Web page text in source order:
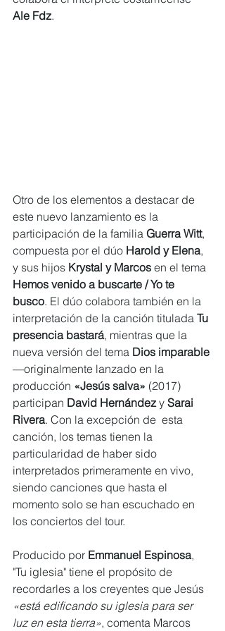
Ale Fdz.
Otro de los elementos a destacar de
este nuevo lanzamiento es la
participación de la familia Guerra Witt,
compuesta por el dúo Harold y Elena,
y sus hijos Krystal y Marcos en el tema
Hemos venido a buscarte / Yo te
busco. El dúo colabora también en la
interpretación de la canción titulada Tu
presencia bastará, mientras que la
nueva versión del tema Dios imparable
—originalmente lanzado en la
producción «Jesús salva» (2017)
participan David Hernández y Sarai
Rivera. Con la excepción de  esta
canción, los temas tienen la
particularidad de haber sido
interpretados primeramente en vivo,
siendo canciones que hasta el
momento solo se han escuchado en
los conciertos del tour.
Producido por Emmanuel Espinosa,
"Tu iglesia" tiene el propósito de
recordarles a los creyentes que Jesús
«está edificando su iglesia para ser
luz en esta tierra», comenta Marcos